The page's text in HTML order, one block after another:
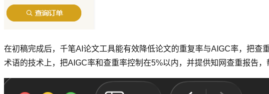
在初稿完成后，千笔AI论文工具能有效降低论文的重复率与AIGC率，把
术语的技术上，把AIGC率和查重率控制在5%以内，并提供知网查重报告